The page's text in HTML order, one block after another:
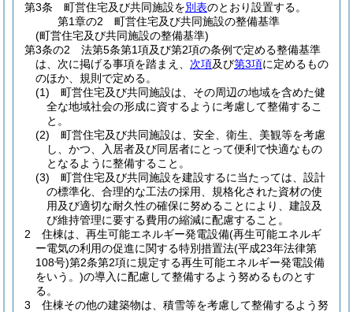
第3条
町営住宅及び共同施設を別表のとおり設置する。
第1章の2
町営住宅及び共同施設の整備基準
(町営住宅及び共同施設の整備基準)
第3条の2
法第5条第1項及び第2項の条例で定める整備基準
は、次に掲げる事項を踏まえ、 次項及び第3項に定めるもの
のほか、規則で定める。
(1)
町営住宅及び共同施設は、その周辺の地域を含めた健
全な地域社会の形成に資するように考慮して整備するこ
と。
(2)
町営住宅及び共同施設は、安全、衛生、美観等を考慮
し、かつ、入居者及び同居者にとって便利で快適なもの
となるように整備すること。
(3)
町営住宅及び共同施設を建設するに当たっては、設計
の標準化、合理的な工法の採用、規格化された資材の使
用及び適切な耐久性の確保に努めることにより、建設及
び維持管理に要する費用の縮減に配慮すること。
2
住棟は、再生可能エネルギー発電設備(再生可能エネルギ
ー電気の利用の促進に関する特別措置法(平成23年法律第
108号)第2条第2項に規定する再生可能エネルギー発電設備
をいう。)の導入に配慮して整備するよう努めるものとす
る。
3
住棟その他の建築物は、積雪等を考慮して整備するよう努